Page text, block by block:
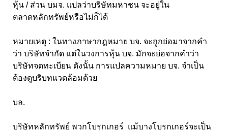
หุ้น / ส่วน บมจ. แปลว่าบริษัทมหาชน จะอยู่ใน
ตลาดหลักทรัพย์หรือไม่ก็ได้
หมายเหตุ : ในทางภาษากฎหมาย บจ. จะถูกย่อมาจากคำ
ว่า บริษัทจำกัด แต่ในวงการหุ้น บจ. มักจะย่อจากคำว่า
บริษัทจดทะเบียน ดังนั้น การแปลความหมาย บจ. จำเป็น
ต้องดูบริบทแวดล้อมด้วย
บล.
บริษัทหลักทรัพย์ พวกโบรกเกอร์ แม้บางโบรกเกอร์จะเป็น